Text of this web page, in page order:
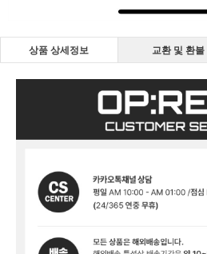
상품 상세정보 교환 및 환불